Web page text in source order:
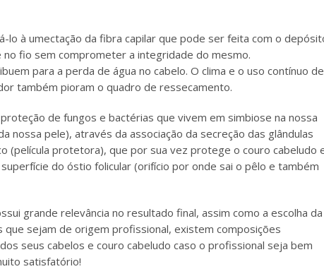
lo à umectação da fibra capilar que pode ser feita com o
fio sem comprometer a integridade do mesmo.
para a perda de água no cabelo. O clima e o uso contínuo de
também pioram o quadro de ressecamento.
de fungos e bactérias que vivem em simbiose na nossa
nossa pele), através da associação da secreção das glândulas
(película protetora), que por sua vez protege o couro cabeludo
do óstio folicular (orifício por onde sai o pêlo e também
grande relevância no resultado final, assim como a escolha da
sejam de origem profissional, existem composições
seus cabelos e couro cabeludo caso o profissional seja bem
satisfatório!